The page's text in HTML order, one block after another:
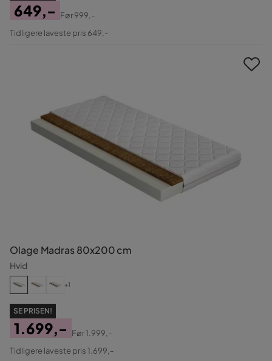
Pris
649,-
Original
Før999,-
Tidligere laveste pris 649,-
Olage Madras 80x200 cm
Hvid
+1
SE PRISEN!
Pris
1.699,-
Original
Før1.999,-
Tidligere laveste pris 1.699,-